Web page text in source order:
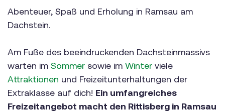
Abenteuer, Spaß und Erholung in Ramsau am
Dachstein.
Am Fuße des beeindruckenden Dachsteinmassivs
warten im Sommer sowie im Winter viele
Attraktionen und Freizeitunterhaltungen der
Extraklasse auf dich! Ein umfangreiches
Freizeitangebot macht den Rittisberg in Ramsau